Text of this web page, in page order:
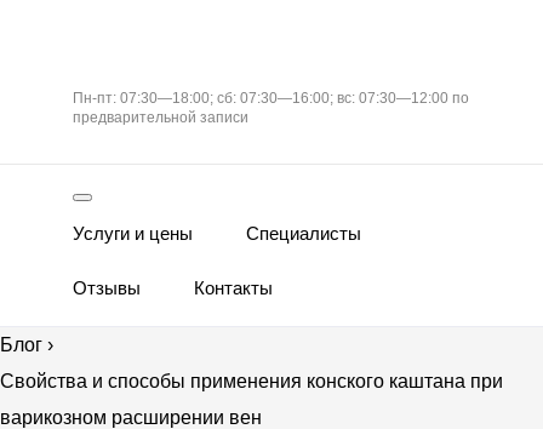
Пн-пт: 07:30—18:00; сб: 07:30—16:00; вс: 07:30—12:00 по
предварительной записи
Услуги и цены Специалисты
Отзывы Контакты
Блог ›
Свойства и способы применения конского каштана при
варикозном расширении вен